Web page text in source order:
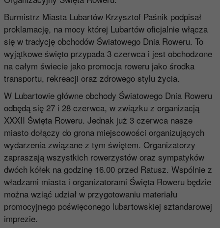
Burmistrz Miasta Lubartów Krzysztof Paśnik podpisał
proklamację, na mocy której Lubartów oficjalnie włącza
się w tradycję obchodów Światowego Dnia Roweru. To
wyjątkowe święto przypada 3 czerwca i jest obchodzone
na całym świecie jako promocja roweru jako środka
transportu, rekreacji oraz zdrowego stylu życia.
W Lubartowie główne obchody Światowego Dnia Roweru
odbędą się 27 i 28 czerwca, w związku z organizacją
XXXII Święta Roweru. Jednak już 3 czerwca nasze
miasto dołączy do grona miejscowości organizujących
wydarzenia związane z tym świętem. Organizatorzy
zapraszają wszystkich rowerzystów oraz sympatyków
dwóch kółek na godzinę 16.00 przed Ratusz. Wspólnie z
władzami miasta i organizatorami Święta Roweru będzie
można wziąć udział w przygotowaniu materiału
promocyjnego poświęconego lubartowskiej sztandarowej
imprezie.